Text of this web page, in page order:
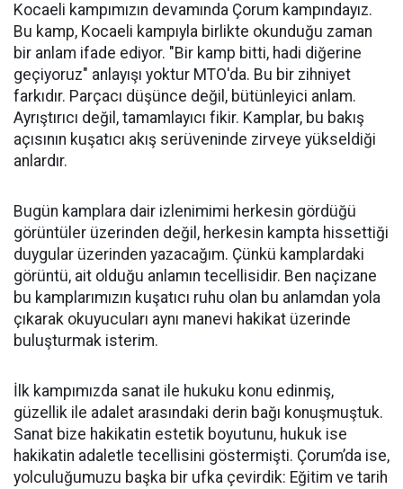
Kocaeli kampımızın devamında Çorum kampındayız.
Bu kamp, Kocaeli kampıyla birlikte okunduğu zaman
bir anlam ifade ediyor. "Bir kamp bitti, hadi diğerine
geçiyoruz" anlayışı yoktur MTO'da. Bu bir zihniyet
farkıdır. Parçacı düşünce değil, bütünleyici anlam.
Ayrıştırıcı değil, tamamlayıcı fikir. Kamplar, bu bakış
açısının kuşatıcı akış serüveninde zirveye yükseldiği
anlardır.
Bugün kamplara dair izlenimimi herkesin gördüğü
görüntüler üzerinden değil, herkesin kampta hissettiği
duygular üzerinden yazacağım. Çünkü kamplardaki
görüntü, ait olduğu anlamın tecellisidir. Ben naçizane
bu kamplarımızın kuşatıcı ruhu olan bu anlamdan yola
çıkarak okuyucuları aynı manevi hakikat üzerinde
buluşturmak isterim.
İlk kampımızda sanat ile hukuku konu edinmiş,
güzellik ile adalet arasındaki derin bağı konuşmuştuk.
Sanat bize hakikatin estetik boyutunu, hukuk ise
hakikatin adaletle tecellisini göstermişti. Çorum’da ise,
yolculuğumuzu başka bir ufka çevirdik: Eğitim ve tarih